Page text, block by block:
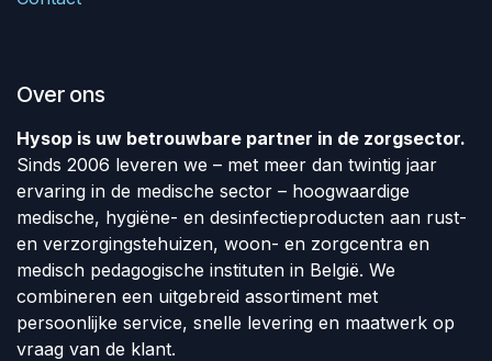
Over ons
Hysop is uw betrouwbare partner in de zorgsector.
Sinds 2006 leveren we – met meer dan twintig jaar
ervaring in de medische sector – hoogwaardige
medische, hygiëne- en desinfectieproducten aan rust-
en verzorgingstehuizen, woon- en zorgcentra en
medisch pedagogische instituten in België. We
combineren een uitgebreid assortiment met
persoonlijke service, snelle levering en maatwerk op
vraag van de klant.